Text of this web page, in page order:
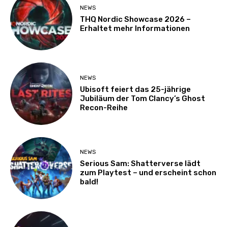
NEWS
THQ Nordic Showcase 2026 –
Erhaltet mehr Informationen
NEWS
Ubisoft feiert das 25-jährige
Jubiläum der Tom Clancy’s Ghost
Recon-Reihe
NEWS
Serious Sam: Shatterverse lädt
zum Playtest – und erscheint schon
bald!